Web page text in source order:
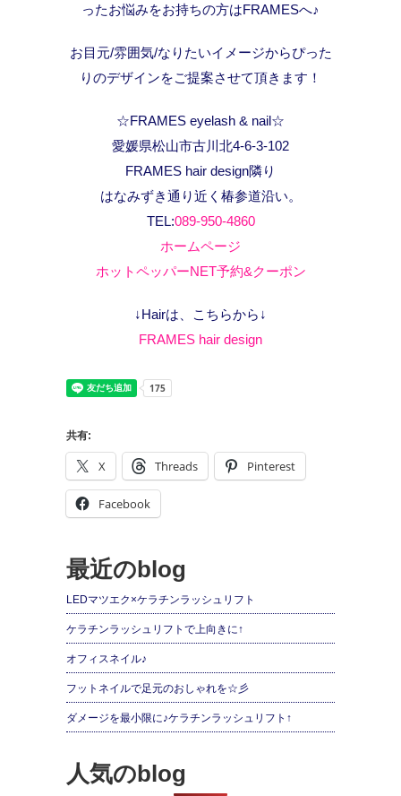
ったお悩みをお持ちの方はFRAMESへ♪
お目元/雰囲気/なりたいイメージからぴった
りのデザインをご提案させて頂きます！
☆FRAMES eyelash & nail☆
愛媛県松山市古川北4-6-3-102
FRAMES hair design隣り
はなみずき通り近く椿参道沿い。
TEL:089-950-4860
ホームページ
ホットペッパーNET予約&クーポン
↓Hairは、こちらから↓
FRAMES hair design
共有:
X Threads Pinterest
Facebook
最近のblog
LEDマツエク×ケラチンラッシュリフト
ケラチンラッシュリフトで上向きに↑
オフィスネイル♪
フットネイルで足元のおしゃれを☆彡
ダメージを最小限に♪ケラチンラッシュリフト↑
人気のblog